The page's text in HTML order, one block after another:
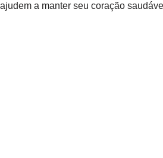
a manter seu coração